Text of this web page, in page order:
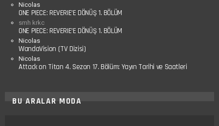
Nicolas
ONE PIECE: REVERIE’E DÖNÜŞ 1. BÖLÜM
smh krkc
ONE PIECE: REVERIE’E DÖNÜŞ 1. BÖLÜM
Nicolas
WandaVision (TV Dizisi)
Nicolas
Attack on Titan 4. Sezon 17. Bölüm: Yayın Tarihi ve Saatleri
BU ARALAR MODA